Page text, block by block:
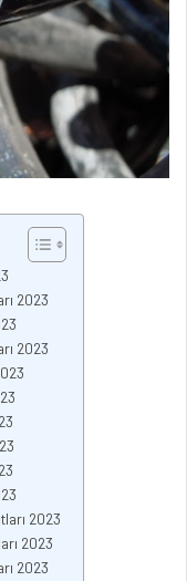
2023
2023
2023
2023
2023